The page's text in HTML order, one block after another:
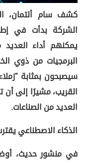
الشركة بدأت في
يمكنهم أداء
البرمجيات من ذوي
سيصبحون بمثابة
القريب، مشيرًا إلى
العديد من الصناعات.
الذكاء الاصطناعي
في منشور حديث،